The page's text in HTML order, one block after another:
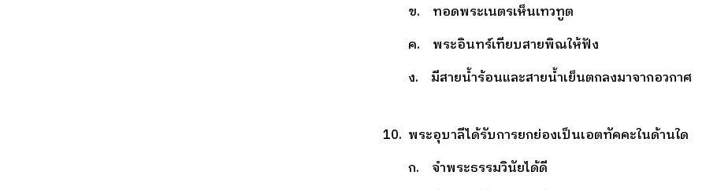
ข. ทอดพระเนตรเห็นเทวทูต
ค. พระอินทร์เทียบสายพิณให้ฟัง
ง. มีสายน้ำร้อนและสายน้ำเย็นตกลงมาจากอวกาศ
10. พระอุบาลีได้รับการยกย่องเป็นเอตทัคคะในด้านใด
ก. จำพระธรรมวินัยได้ดี